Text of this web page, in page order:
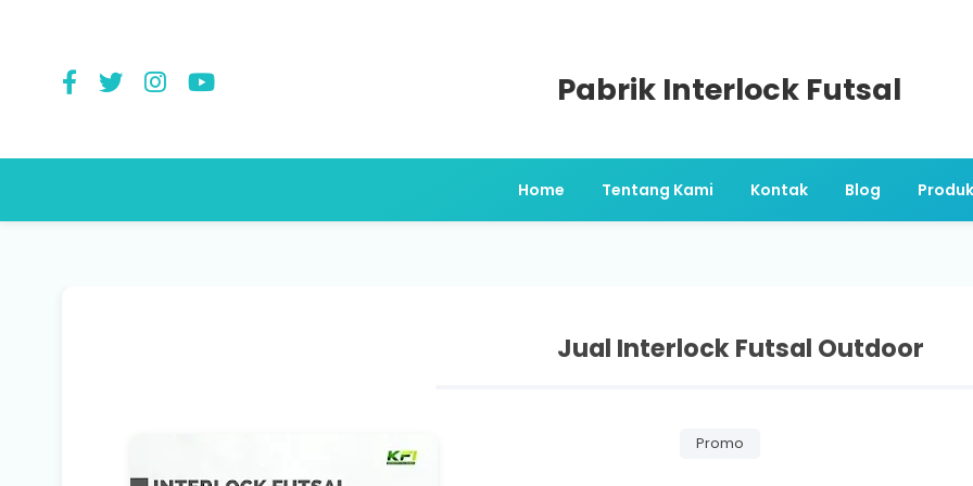
Pabrik Interlock Futsal
Home Tentang Kami Kontak Blog Produk
Jual Interlock Futsal Outdoor
Promo